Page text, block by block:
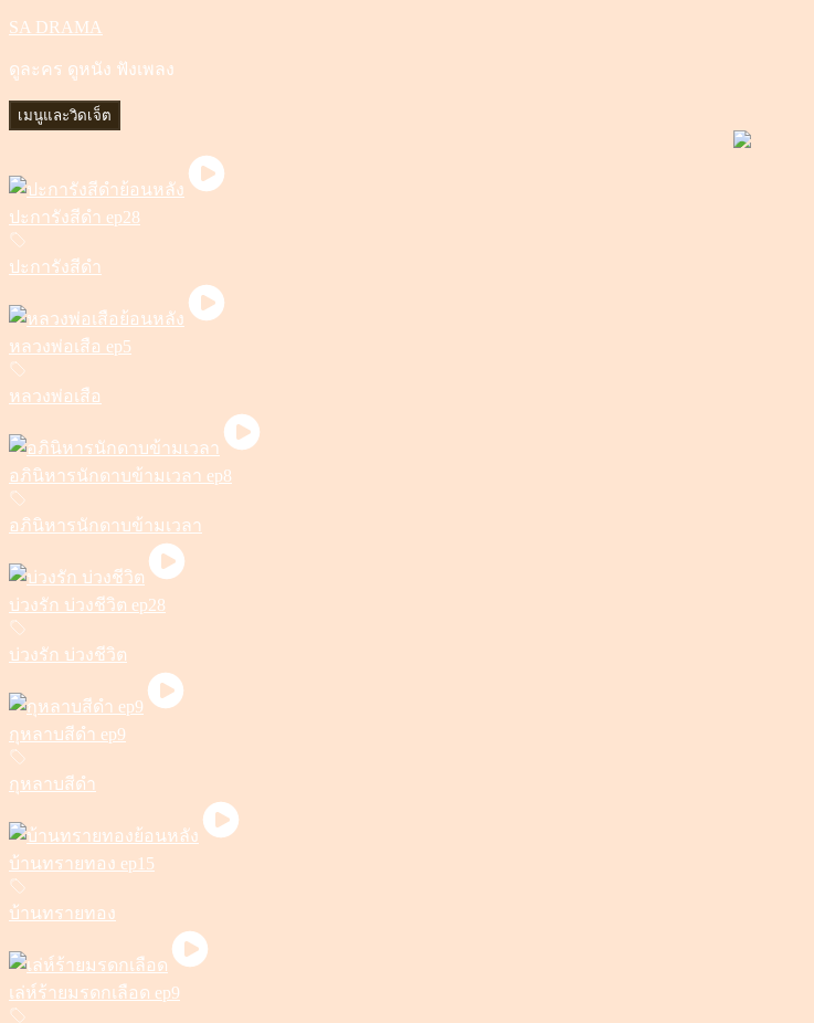
ข้าม
ยัง
เนื้อหา
SA DRAMA
ดูละคร ดูหนัง ฟังเพลง
เมนูและวิดเจ็ต
ปะการังสีดำ ep28
ปะการังสีดำ
หลวงพ่อเสือ ep5
หลวงพ่อเสือ
อภินิหารนักดาบข้ามเวลา ep8
อภินิหารนักดาบข้ามเวลา
บ่วงรัก บ่วงชีวิต ep28
บ่วงรัก บ่วงชีวิต
กุหลาบสีดำ ep9
กุหลาบสีดำ
บ้านทรายทอง ep15
บ้านทรายทอง
เล่ห์ร้ายมรดกเลือด ep9